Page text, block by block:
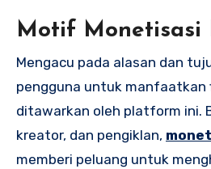
Motif Monetisasi
Mengacu pada alasan dan
pengguna untuk manfaatkan
ditawarkan oleh platform ini.
kreator, dan pengiklan,
memberi peluang untuk